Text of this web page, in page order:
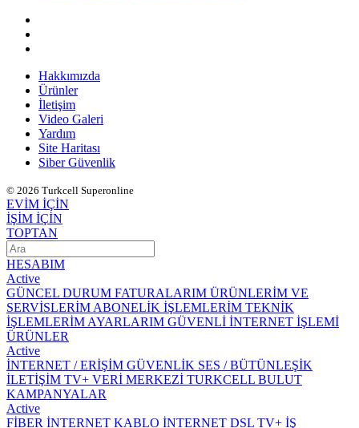
Hakkımızda
Ürünler
İletişim
Video Galeri
Yardım
Site Haritası
Siber Güvenlik
© 2026 Turkcell Superonline
EVİM İÇİN
İŞİM İÇİN
TOPTAN
HESABIM
Active
GÜNCEL DURUM FATURALARIM ÜRÜNLERİM VE
SERVİSLERİM ABONELİK İŞLEMLERİM TEKNİK
İŞLEMLERİM AYARLARIM GÜVENLİ İNTERNET İŞLEMİ
ÜRÜNLER
Active
İNTERNET / ERİŞİM GÜVENLİK SES / BÜTÜNLEŞİK
İLETİŞİM TV+ VERİ MERKEZİ TURKCELL BULUT
KAMPANYALAR
Active
FİBER İNTERNET KABLO İNTERNET DSL TV+ İŞ